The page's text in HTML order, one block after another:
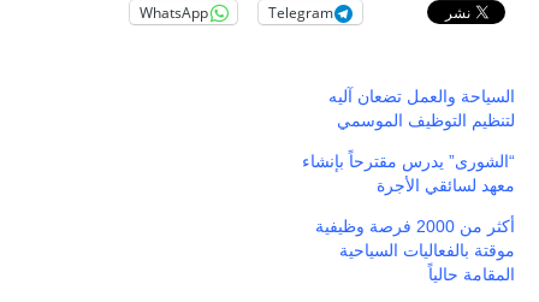
Telegram
WhatsApp
السياحة والعمل تضعان آليه
لتنظيم التوظيف الموسمي
“الشورى” يدرس مقترحاً بإنشاء
معهد لسائقي الأجرة
أكثر من 2000 فرصة وظيفية
موقتة بالفعاليات السياحية
المقامة حالياً